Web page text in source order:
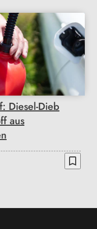
Diesel-Dieb
aus
bookmark_border